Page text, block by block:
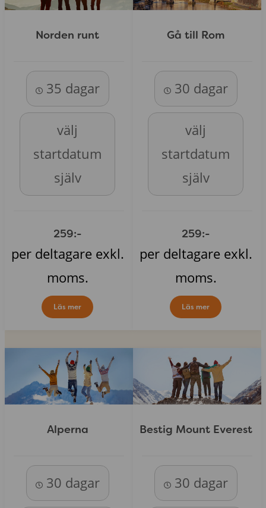
Norden runt
35 dagar
välj
startdatum
själv
259:-
per deltagare exkl.
moms.
Läs mer
Gå till Rom
30 dagar
välj
startdatum
själv
259:-
per deltagare exkl.
moms.
Läs mer
Alperna
30 dagar
Bestig Mount Everest
30 dagar